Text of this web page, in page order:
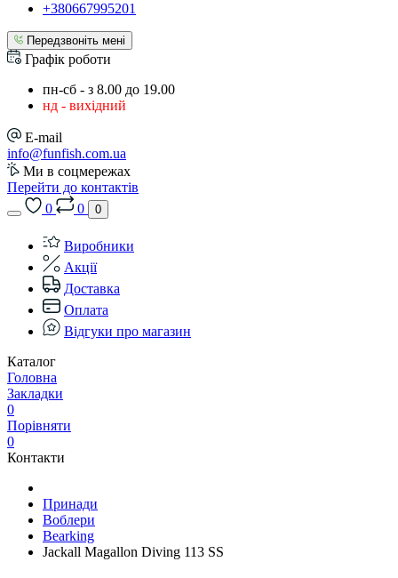
+380667995201
Передзвоніть мені
Графік роботи
пн-сб - з 8.00 до 19.00
нд - вихідний
E-mail
info@funfish.com.ua
Ми в соцмережах
Перейти до контактів
0
0 0
Виробники
Акції
Доставка
Оплата
Відгуки про магазин
Каталог
Головна
Закладки
0
Порівняти
0
Контакти
Принади
Воблери
Bearking
Jackall Magallon Diving 113 SS